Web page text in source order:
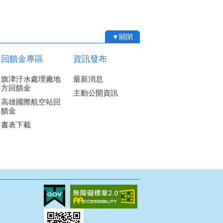
▼關閉
回饋金專區
旗津汙水處理廠地
方回饋金
高雄國際航空站回
饋金
書表下載
資訊發布
最新消息
主動公開資訊